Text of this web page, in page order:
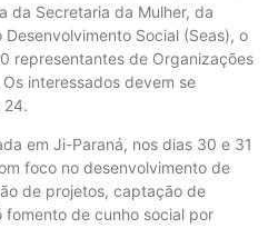
da Secretaria da Mulher, da
Social (Seas), o
representantes de Organizações
interessados devem se
24.
em Ji-Paraná, nos dias 30 e 31
foco no desenvolvimento de
de projetos, captação de
fomento de cunho social por